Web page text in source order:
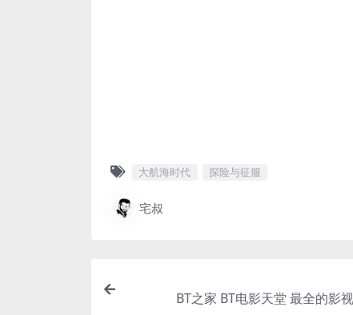
大航海时代 探险与征服
宅叔
BT之家 BT电影天堂 最全的影